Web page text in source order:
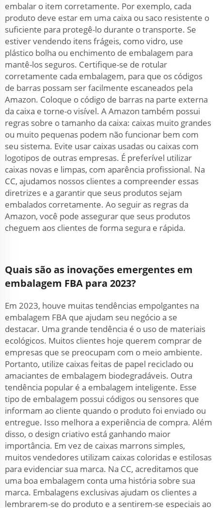
embalar o item corretamente. Por exemplo, cada
produto deve estar em uma caixa ou saco resistente o
suficiente para protegê-lo durante o transporte. Se
estiver vendendo itens frágeis, como vidro, use
plástico bolha ou enchimento de embalagem para
mantê-los seguros. Certifique-se de rotular
corretamente cada embalagem, para que os códigos
de barras possam ser facilmente escaneados pela
Amazon. Coloque o código de barras na parte externa
da caixa e torne-o visível. A Amazon também possui
regras sobre o tamanho da caixa: caixas muito grandes
ou muito pequenas podem não funcionar bem com
seu sistema. Evite usar caixas usadas ou caixas com
logotipos de outras empresas. É preferível utilizar
caixas novas e limpas, com aparência profissional. Na
CC, ajudamos nossos clientes a compreender essas
diretrizes e a garantir que seus produtos sejam
embalados corretamente. Ao seguir as regras da
Amazon, você pode assegurar que seus produtos
cheguem aos clientes de forma segura e rápida.
Quais são as inovações emergentes em
embalagem FBA para 2023?
Em 2023, houve muitas tendências empolgantes na
embalagem FBA que ajudam seu negócio a se
destacar. Uma grande tendência é o uso de materiais
ecológicos. Muitos clientes hoje querem comprar de
empresas que se preocupam com o meio ambiente.
Portanto, utilize caixas feitas de papel reciclado ou
amaciantes de embalagem biodegradáveis. Outra
tendência popular é a embalagem inteligente. Esse
tipo de embalagem possui códigos ou sensores que
informam ao cliente quando o produto foi enviado ou
entregue. Isso melhora a experiência de compra. Além
disso, o design criativo está ganhando maior
importância. Em vez de caixas marrons simples,
muitos vendedores utilizam caixas coloridas e estilosas
para evidenciar sua marca. Na CC, acreditamos que
uma boa embalagem conta uma história sobre sua
marca. Embalagens exclusivas ajudam os clientes a
lembrarem-se do produto e a sentirem-se especiais ao